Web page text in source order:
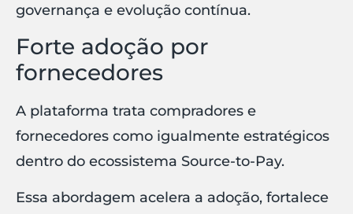
governança e evolução contínua.
Forte adoção por
fornecedores
A plataforma trata compradores e
fornecedores como igualmente estratégicos
dentro do ecossistema Source-to-Pay.
Essa abordagem acelera a adoção, fortalece